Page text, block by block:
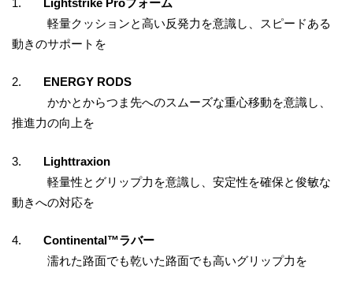
軽量クッションと高い反発力を意識し、スピードある
動きのサポートを
2. ENERGY RODS
かかとからつま先へのスムーズな重心移動を意識し、
推進力の向上を
3. Lighttraxion
軽量性とグリップ力を意識し、安定性を確保と俊敏な
動きへの対応を
4. Continental™ラバー
濡れた路面でも乾いた路面でも高いグリップ力を